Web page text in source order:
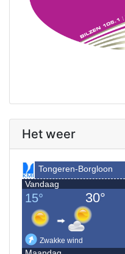
Het weer